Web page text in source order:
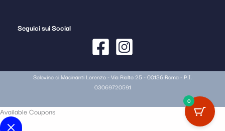
Seguici sui Social
Solovino di Macinanti Lorenzo - Via Rialto 25 - 00136 Roma - P.I.
03069720591
0
Available Coupons